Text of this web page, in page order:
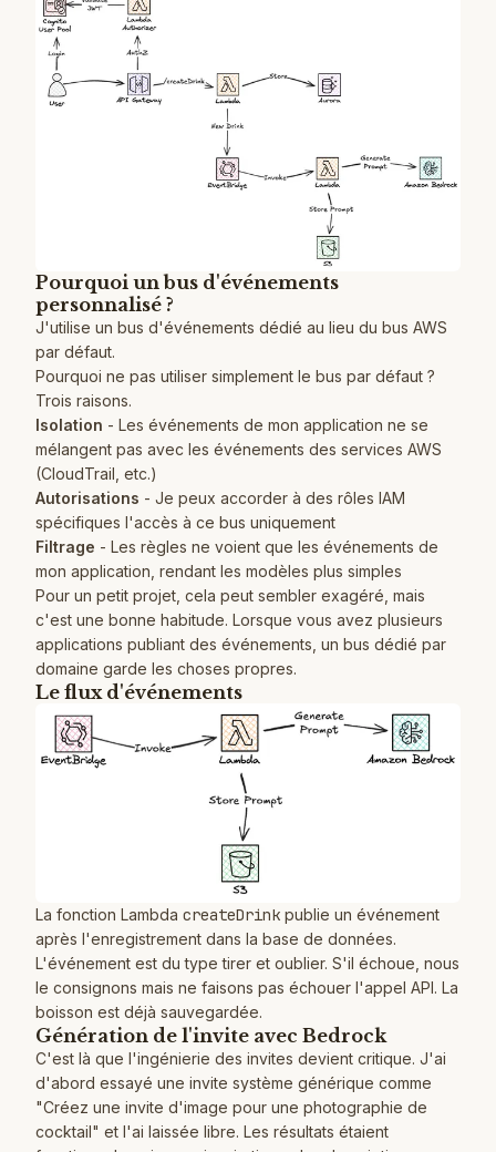
Pourquoi un bus d'événements
personnalisé ?
J'utilise un bus d'événements dédié au lieu du bus AWS
par défaut.
Pourquoi ne pas utiliser simplement le bus par défaut ?
Trois raisons.
Isolation - Les événements de mon application ne se
mélangent pas avec les événements des services AWS
(CloudTrail, etc.)
Autorisations - Je peux accorder à des rôles IAM
spécifiques l'accès à ce bus uniquement
Filtrage - Les règles ne voient que les événements de
mon application, rendant les modèles plus simples
Pour un petit projet, cela peut sembler exagéré, mais
c'est une bonne habitude. Lorsque vous avez plusieurs
applications publiant des événements, un bus dédié par
domaine garde les choses propres.
Le flux d'événements
La fonction Lambda createDrink publie un événement
après l'enregistrement dans la base de données.
L'événement est du type tirer et oublier. S'il échoue, nous
le consignons mais ne faisons pas échouer l'appel API. La
boisson est déjà sauvegardée.
Génération de l'invite avec Bedrock
C'est là que l'ingénierie des invites devient critique. J'ai
d'abord essayé une invite système générique comme
"Créez une invite d'image pour une photographie de
cocktail" et l'ai laissée libre. Les résultats étaient